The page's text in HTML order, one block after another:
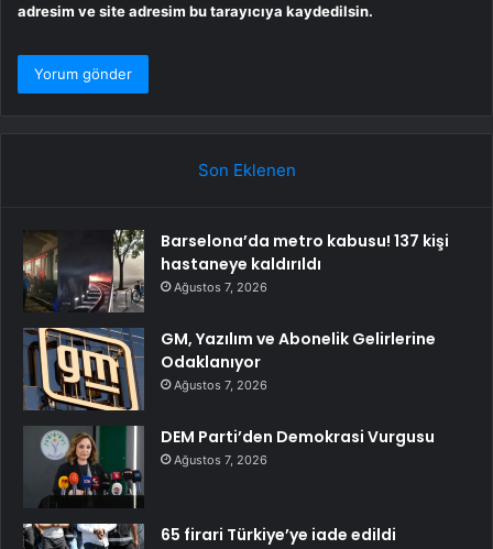
adresim ve site adresim bu tarayıcıya kaydedilsin.
Son Eklenen
Barselona’da metro kabusu! 137 kişi
hastaneye kaldırıldı
Ağustos 7, 2026
GM, Yazılım ve Abonelik Gelirlerine
Odaklanıyor
Ağustos 7, 2026
DEM Parti’den Demokrasi Vurgusu
Ağustos 7, 2026
65 firari Türkiye’ye iade edildi